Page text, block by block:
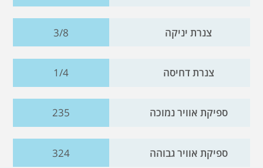
צנרת יניקה 3/8
צנרת דחיסה 1/4
ספיקת אוויר נמוכה 235
ספיקת אוויר גבוהה 324